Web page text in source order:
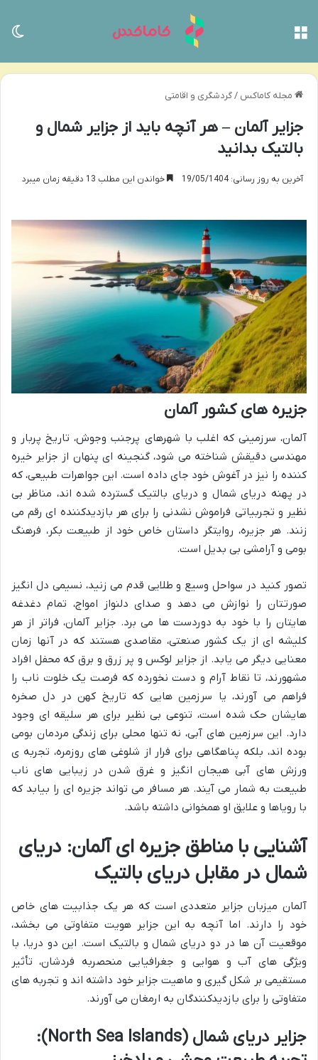
مجله کاماکس /گردشگری و اقامتی
جزایر آلمان – هر آنچه باید از جزایر شمال و
بالتیک بدانید
آخرین به روز رسانی: 19/05/1404 خواندن این مطلب 13 دقیقه زمان میبرد
جزیره های کشور آلمان
آلمان، سرزمینی که اغلب با شهرهای پرجنب وجوش، تاریخ پربار و
مهندسی دقیقش شناخته می شود، گنجینه ای پنهان از جزایر خیره
کننده را نیز در آغوش خود جای داده است. این جواهرات طبیعی، که
در پهنه دریای شمال و دریای بالتیک گسترده شده اند، مناظر بی
نظیر و تجربیاتی فراموش نشدنی را برای هر بازدیدکننده ای رقم می
زنند. هر جزیره، روایتگر داستان خاص خود از طبیعت بکر، فرهنگ
بومی و آرامشی بی بدیل است.
تصور کنید در سواحل وسیع و طلایی قدم می زنید، نسیمی دل انگیز
صورتتان را نوازش می دهد و صدای دلنواز امواج، تمام دغدغه
هایتان را با خود به دوردست ها می برد. جزایر آلمان، فراتر از هر
کلیشه ای از یک کشور صنعتی، مقاصدی هستند که در آنها زمان
معنایی دیگر می یابد. از جزایر لوکس و پر زرق و برق که محفل افراد
مشهورند، تا نقاط آرام و دست نخورده که فرصت یک خلوت ناب را
فراهم می آورند، یا سرزمین هایی که تاریخ کهن در دل صخره
هایشان حک شده است، تنوعی بی نظیر برای هر سلیقه ای وجود
دارد. این سرزمین های آبی، نه تنها محلی برای زندگی مردمان بومی
بوده اند، بلکه پناهگاهی برای فرار از شلوغی های روزمره، تجربه ی
ورزش های آبی هیجان انگیز و غرق شدن در زیبایی های ناب
طبیعت به شمار می آیند. هر مسافر می تواند جزیره ای را بیابد که
با رویاها و علایق او همخوانی داشته باشد.
آشنایی با مناطق جزیره ای آلمان: دریای
شمال در مقابل دریای بالتیک
آلمان میزبان جزایر متعددی است که هر یک جذابیت های خاص
خود را دارند. اما آنچه به این جزایر هویت متفاوتی می بخشد،
موقعیت آن ها در دو دریای شمال و بالتیک است. این دو دریا، با
ویژگی های آب و هوایی و جغرافیایی منحصربه فردشان، تأثیر
مستقیمی بر شکل گیری و ماهیت جزایر خود داشته اند و تجربه های
متفاوتی را برای بازدیدکنندگان به ارمغان می آورند.
جزایر دریای شمال (North Sea Islands):